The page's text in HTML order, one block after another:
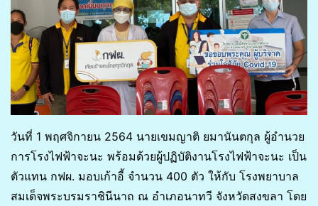
วันที่ 1 พฤศจิกายน 2564 นายเขมญาติ ยมานันตกุล ผู้อำนวย
การโรงไฟฟ้าจะนะ พร้อมด้วยผู้ปฏิบัติงานโรงไฟฟ้าจะนะ เป็น
ตัวแทน กฟผ. มอบเก้าอี้ จำนวน 400 ตัว ให้กับ โรงพยาบาล
สมเด็จพระบรมราชินีนาถ ณ อำเภอนาทวี จังหวัดสงขลา โดย